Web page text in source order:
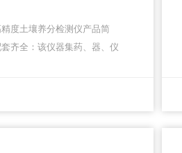
度土壤养分检测仪产品简
齐全：该仪器集药、器、仪